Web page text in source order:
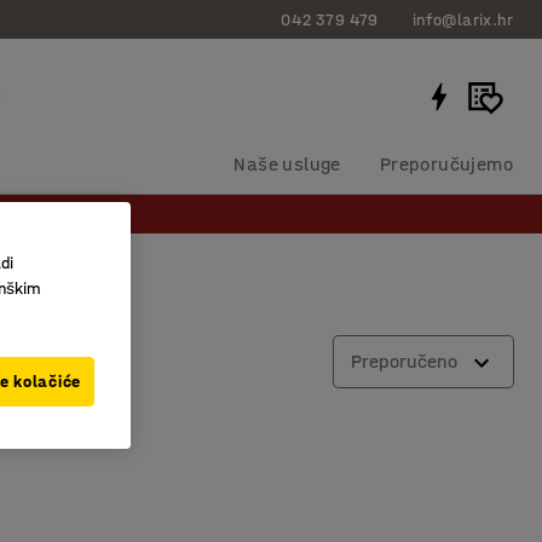
042 379 479 info@larix.hr
Naše usluge Preporučujemo
Preporučeno
kolačiće